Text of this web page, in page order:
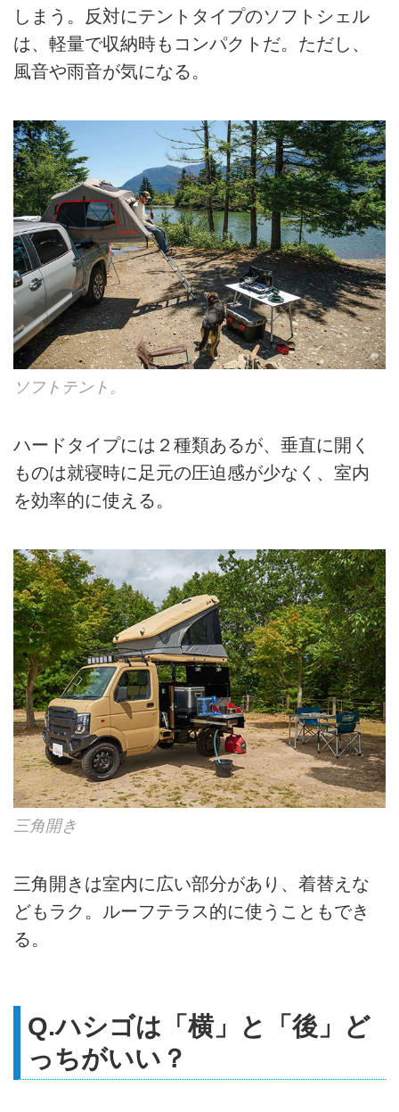
しまう。反対にテントタイプのソフトシェル
は、軽量で収納時もコンパクトだ。ただし、
風音や雨音が気になる。
ソフトテント。
ハードタイプには２種類あるが、垂直に開く
ものは就寝時に足元の圧迫感が少なく、室内
を効率的に使える。
三角開き
三角開きは室内に広い部分があり、着替えな
どもラク。ルーフテラス的に使うこともでき
る。
Q.ハシゴは「横」と「後」ど
っちがいい？